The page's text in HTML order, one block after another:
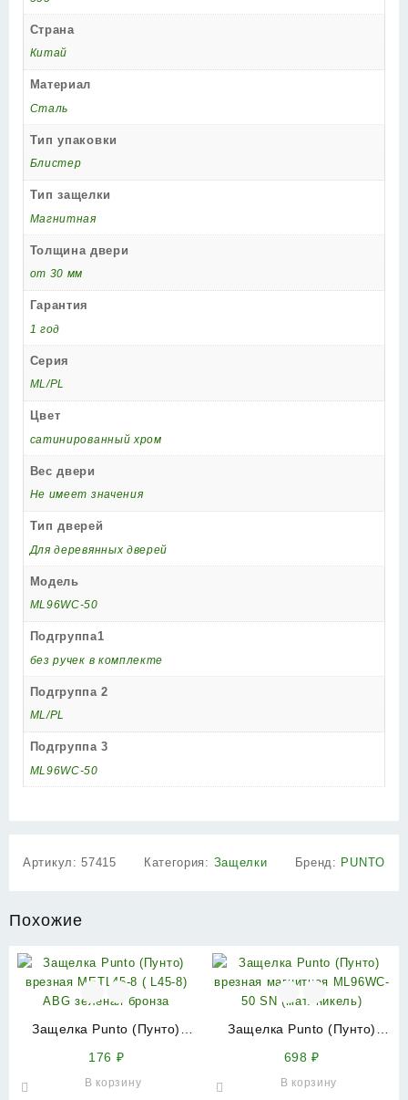
Страна
Китай
Материал
Сталь
Тип упаковки
Блистер
Тип защелки
Магнитная
Толщина двери
от 30 мм
Гарантия
1 год
Серия
ML/PL
Цвет
сатинированный хром
Вес двери
Не имеет значения
Тип дверей
Для деревянных дверей
Модель
ML96WC-50
Подгруппа1
без ручек в комплекте
Подгруппа 2
ML/PL
Подгруппа 3
ML96WC-50
Артикул:57415 Категория: Защелки Бренд: PUNTO
Похожие
Защелка Punto (Пунто)
176 ₽
В корзину
Защелка Punto (Пунто)
никель)
698₽
В корзину